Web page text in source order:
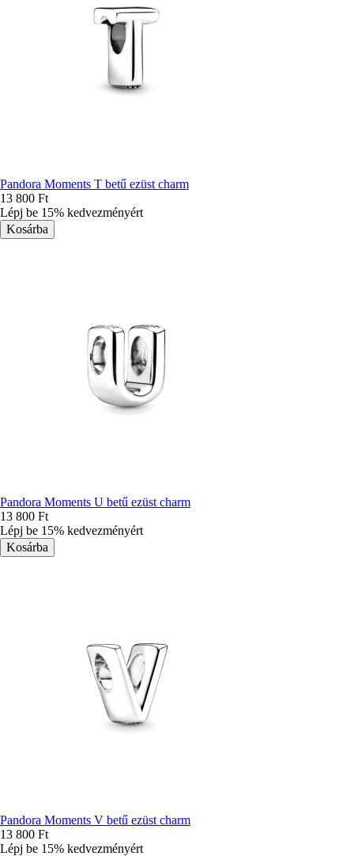
Pandora Moments T betű ezüst charm
13 800 Ft
Lépj be 15% kedvezményért
Pandora Moments U betű ezüst charm
13 800 Ft
Lépj be 15% kedvezményért
Pandora Moments V betű ezüst charm
13 800 Ft
Lépj be 15% kedvezményért